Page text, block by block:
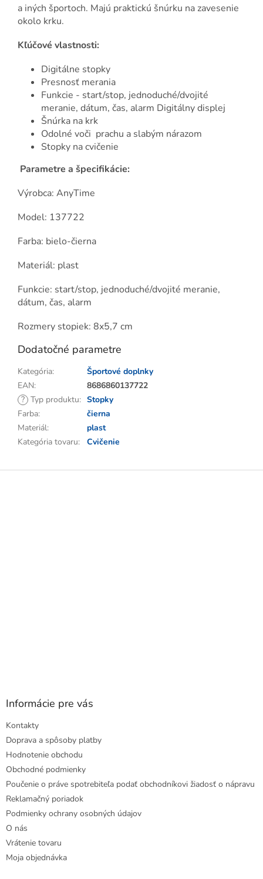
a iných športoch. Majú praktickú šnúrku na zavesenie
okolo krku.
Kľúčové vlastnosti:
Digitálne stopky
Presnosť merania
Funkcie - start/stop, jednoduché/dvojité
meranie, dátum, čas, alarm Digitálny displej
Šnúrka na krk
Odolné voči prachu a slabým nárazom
Stopky na cvičenie
Parametre a špecifikácie:
Výrobca: AnyTime
Model: 137722
Farba: bielo-čierna
Materiál: plast
Funkcie: start/stop, jednoduché/dvojité meranie,
dátum, čas, alarm
Rozmery stopiek: 8x5,7 cm
Dodatočné parametre
Kategória:
Športové doplnky
EAN:
8686860137722
? Typ produktu: Stopky
Farba:
čierna
Materiál:
plast
Kategória tovaru: Cvičenie
Z
Informácie pre vás
Kontakty
Doprava a spôsoby platby
Hodnotenie obchodu
Obchodné podmienky
Poučenie o práve spotrebiteľa podať obchodníkovi žiadosť o nápravu
Reklamačný poriadok
Podmienky ochrany osobných údajov
O nás
Vrátenie tovaru
Moja objednávka